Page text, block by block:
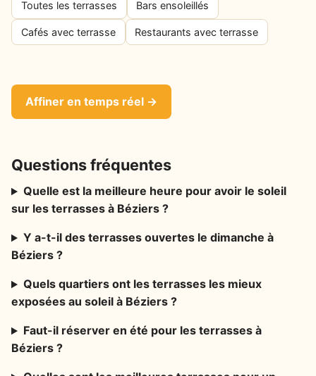
Toutes les terrasses Bars ensoleillés
Cafés avec terrasse Restaurants avec terrasse
Affiner en temps réel →
Questions fréquentes
Quelle est la meilleure heure pour avoir le soleil
sur les terrasses à Béziers ?
Y a-t-il des terrasses ouvertes le dimanche à
Béziers ?
Quels quartiers ont les terrasses les mieux
exposées au soleil à Béziers ?
Faut-il réserver en été pour les terrasses à
Béziers ?